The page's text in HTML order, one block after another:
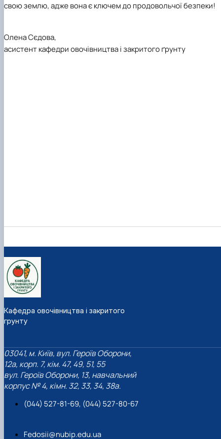
свою землю, адже вона є ключем до продовольчої безпеки!
Олена Сєдова,
асистент кафедри овочівництва і закритого ґрунту
Кафедра овочівництва і закритого
грунту
03041, м. Київ, вул. Героїв Оборони,
12а, корп. 7, кім. 47, 49, 51, 55
вул. Героїв Оборони, 13, навчальний
корпус № 4, кімн. 32, 33, 34, 38а.
(044) 527-81-69, (044) 527-80-67
Fedosii@nubip.edu.ua